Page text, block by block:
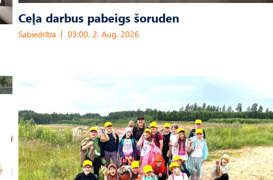
Ceļa darbus pabeigs šoruden
Sabiedrība 03:00, 2. Aug, 2026